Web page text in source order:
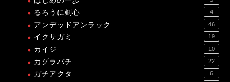
るろうに剣心 4
アンデッドアンラック 46
イクサガミ 19
カイジ 10
カグラバチ 22
ガチアクタ 6